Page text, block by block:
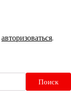
авторизоваться.
Поиск